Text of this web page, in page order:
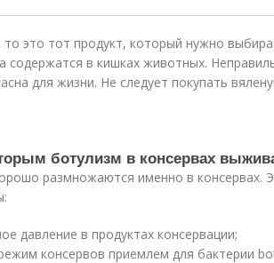
это тот продукт, который нужно
содержатся в кишках животных.
для жизни. Не следует покупать
ботулизм в консервах
размножаются именно в консервах.
давление в продуктах консервации;
консервов приемлем для бактерии